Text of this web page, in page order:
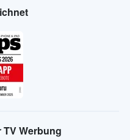
Werbung